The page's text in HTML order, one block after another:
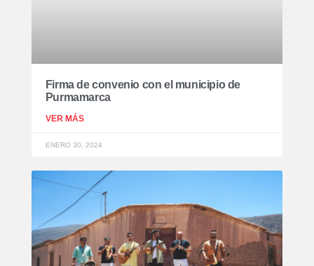
Firma de convenio con el municipio de
Purmamarca
VER MÁS
ENERO 30, 2024